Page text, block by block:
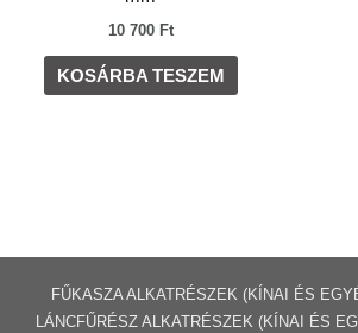
10 700 Ft
KOSÁRBA TESZEM
FŰKASZA ALKATRÉSZEK (KÍNAI ÉS
LÁNCFŰRÉSZ ALKATRÉSZEK (KÍNAI ÉS